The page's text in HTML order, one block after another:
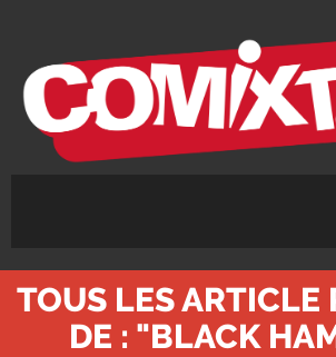
TOUS LES ARTICLE
DE : "BLACK